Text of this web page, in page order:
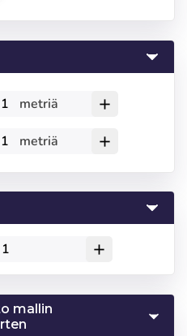
metriä add
metriä add
add
mallin